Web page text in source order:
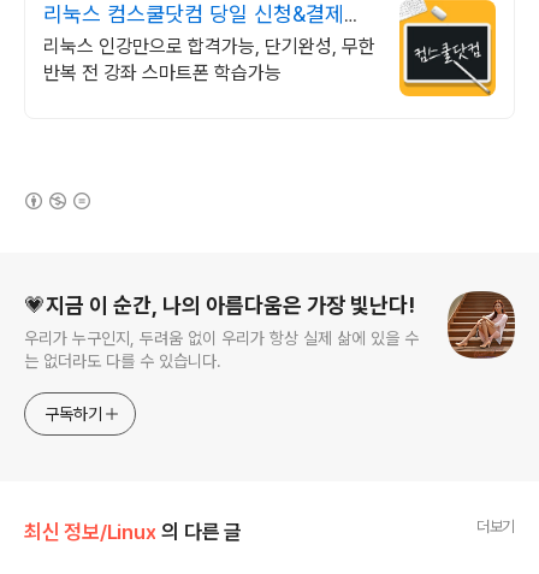
리눅스 컴스쿨닷컴 당일 신청&결제시
기프티콘!
리눅스 인강만으로 합격가능, 단기완성, 무한
반복 전 강좌 스마트폰 학습가능
💗지금 이 순간, 나의 아름다움은 가장 빛난다!
우리가 누구인지, 두려움 없이 우리가 항상 실제 삶에 있을 수
는 없더라도 다를 수 있습니다.
구독하기
최신 정보/Linux 의 다른 글 더보기